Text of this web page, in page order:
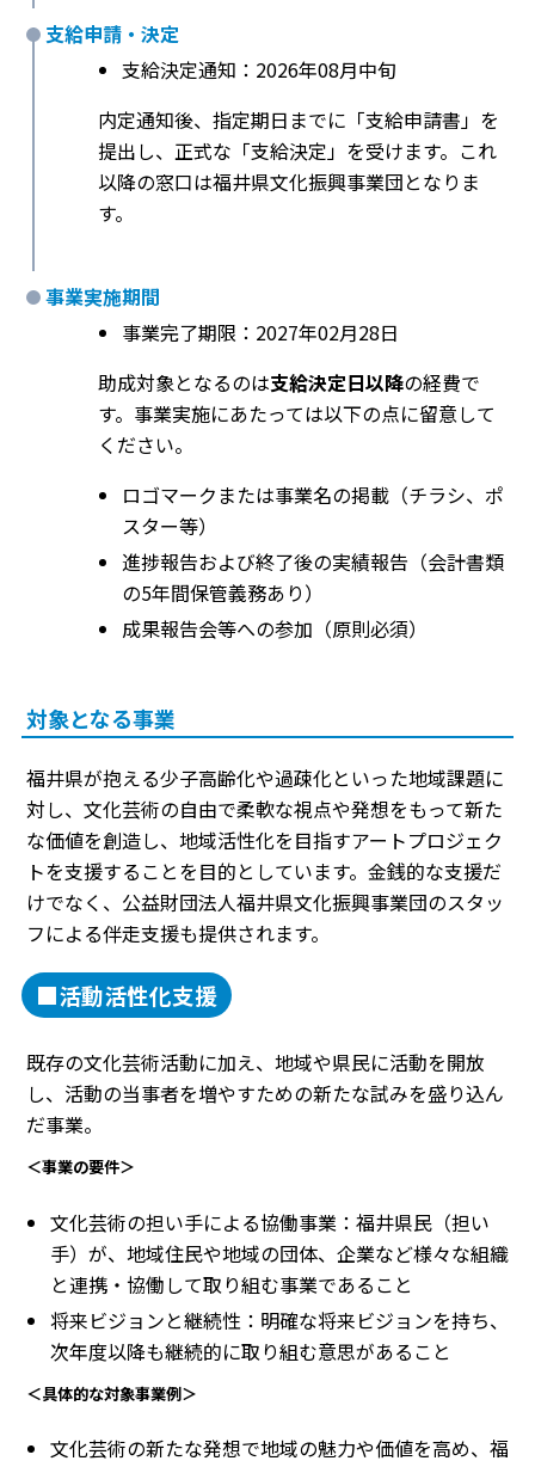
支給申請・決定
支給決定通知：2026年08月中旬
内定通知後、指定期日までに「支給申請書」を
提出し、正式な「支給決定」を受けます。これ
以降の窓口は福井県文化振興事業団となりま
す。
事業実施期間
事業完了期限：2027年02月28日
助成対象となるのは支給決定日以降の経費で
す。事業実施にあたっては以下の点に留意して
ください。
ロゴマークまたは事業名の掲載（チラシ、ポ
スター等）
進捗報告および終了後の実績報告（会計書類
の5年間保管義務あり）
成果報告会等への参加（原則必須）
対象となる事業
福井県が抱える少子高齢化や過疎化といった地域課題に
対し、文化芸術の自由で柔軟な視点や発想をもって新た
な価値を創造し、地域活性化を目指すアートプロジェク
トを支援することを目的としています。金銭的な支援だ
けでなく、公益財団法人福井県文化振興事業団のスタッ
フによる伴走支援も提供されます。
■活動活性化支援
既存の文化芸術活動に加え、地域や県民に活動を開放
し、活動の当事者を増やすための新たな試みを盛り込ん
だ事業。
＜事業の要件＞
文化芸術の担い手による協働事業：福井県民（担い
手）が、地域住民や地域の団体、企業など様々な組織
と連携・協働して取り組む事業であること
将来ビジョンと継続性：明確な将来ビジョンを持ち、
次年度以降も継続的に取り組む意思があること
＜具体的な対象事業例＞
文化芸術の新たな発想で地域の魅力や価値を高め、福